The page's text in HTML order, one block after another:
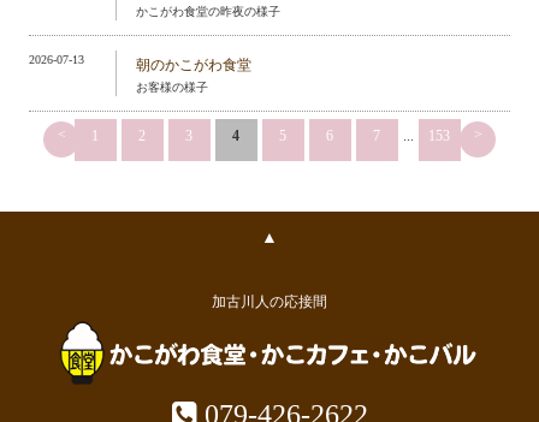
かこがわ食堂の昨夜の様子
2026-07-13 朝のかこがわ食堂
お客様の様子
< 1 2 3 4 5 6 7 ... 153 >
▲
加古川人の応接間
079-426-2622